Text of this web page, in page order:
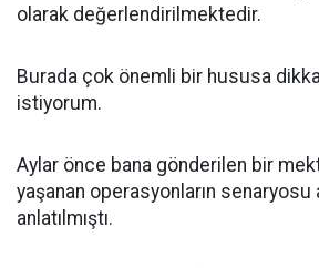
olarak değerlendirilmektedir.
Burada çok önemli bir hususa
istiyorum.
Aylar önce bana gönderilen bir
yaşanan operasyonların senaryosu
anlatılmıştı.